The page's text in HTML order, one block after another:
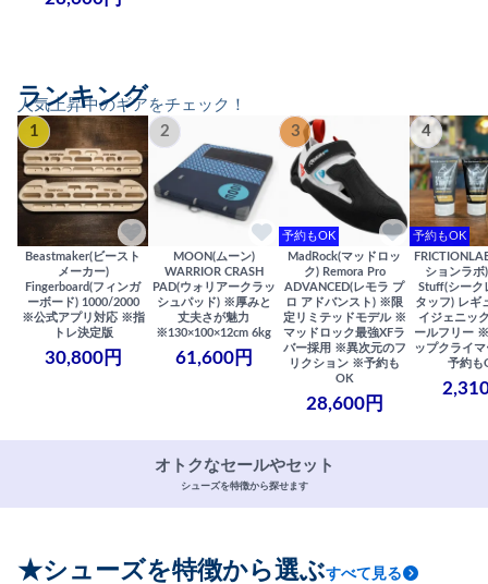
人気上昇中のギアをチェック！
ランキング
1
Beastmaker(ビースト
メーカー)
Fingerboard(フィンガ
ーボード) 1000/2000
※公式アプリ対応 ※指
トレ決定版
30,800円
2
MOON(ムーン)
WARRIOR CRASH
PAD(ウォリアークラッ
シュパッド) ※厚みと
丈夫さが魅力
※130×100×12cm 6kg
61,600円
3
予約もOK
MadRock(マッドロッ
ク) Remora Pro
ADVANCED(レモラ プ
ロ アドバンスト) ※限
定リミテッドモデル ※
マッドロック最強XFラ
バー採用 ※異次元のフ
リクション ※予約も
OK
28,600円
4
予約もOK
ションラボ
Stuff(シーク
タッフ) レギ
イジェニッ
ールフリー
ップクライ
予約も
オトクなセールやセット
シューズを特徴から探せます
★シューズを特徴から選ぶすべて見る